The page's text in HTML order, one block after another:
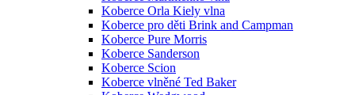
Koberce Orla Kiely vlna
Koberce pro děti Brink and Campman
Koberce Pure Morris
Koberce Sanderson
Koberce Scion
Koberce vlněné Ted Baker